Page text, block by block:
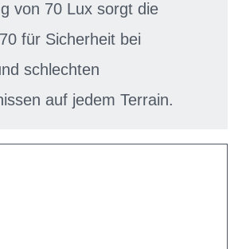
von 70 Lux sorgt die
für Sicherheit bei
schlechten
auf jedem Terrain.